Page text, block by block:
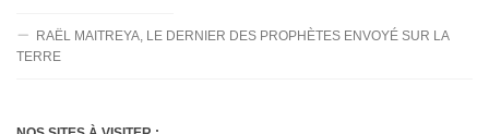
RAËL MAITREYA, LE DERNIER DES PROPHÈTES ENVOYÉ SUR LA
TERRE